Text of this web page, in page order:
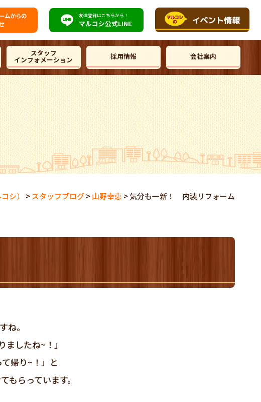
ムからの
友達登録はこちらから！
マルコシ公式LINE
スタッフ
インフォメーション 採用情報 会社案内
シ） > スタッフブログ>山野幸恵 >気分も一新！ 内装リフォーム
ね。
したね~！」
帰り~！」と
もらっています。